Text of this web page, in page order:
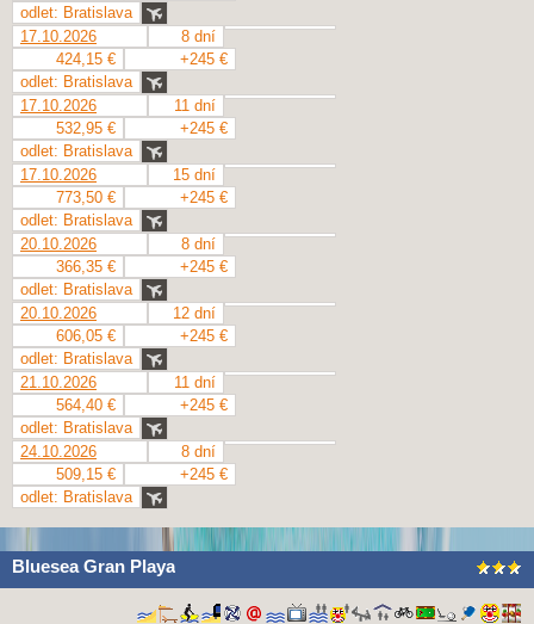
odlet: Bratislava
17.10.2026
8 dní
424,15 €
+245 €
odlet: Bratislava
17.10.2026
11 dní
532,95 €
+245 €
odlet: Bratislava
17.10.2026
15 dní
773,50 €
+245 €
odlet: Bratislava
20.10.2026
8 dní
366,35 €
+245 €
odlet: Bratislava
20.10.2026
12 dní
606,05 €
+245 €
odlet: Bratislava
21.10.2026
11 dní
564,40 €
+245 €
odlet: Bratislava
24.10.2026
8 dní
509,15 €
+245 €
odlet: Bratislava
Bluesea Gran Playa